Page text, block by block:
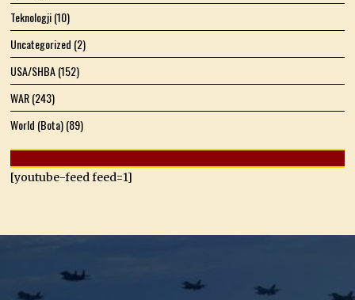
Teknologji(10)
Uncategorized (2)
USA/SHBA(152)
WAR(243)
World (Bota)(89)
[youtube-feed feed=1]